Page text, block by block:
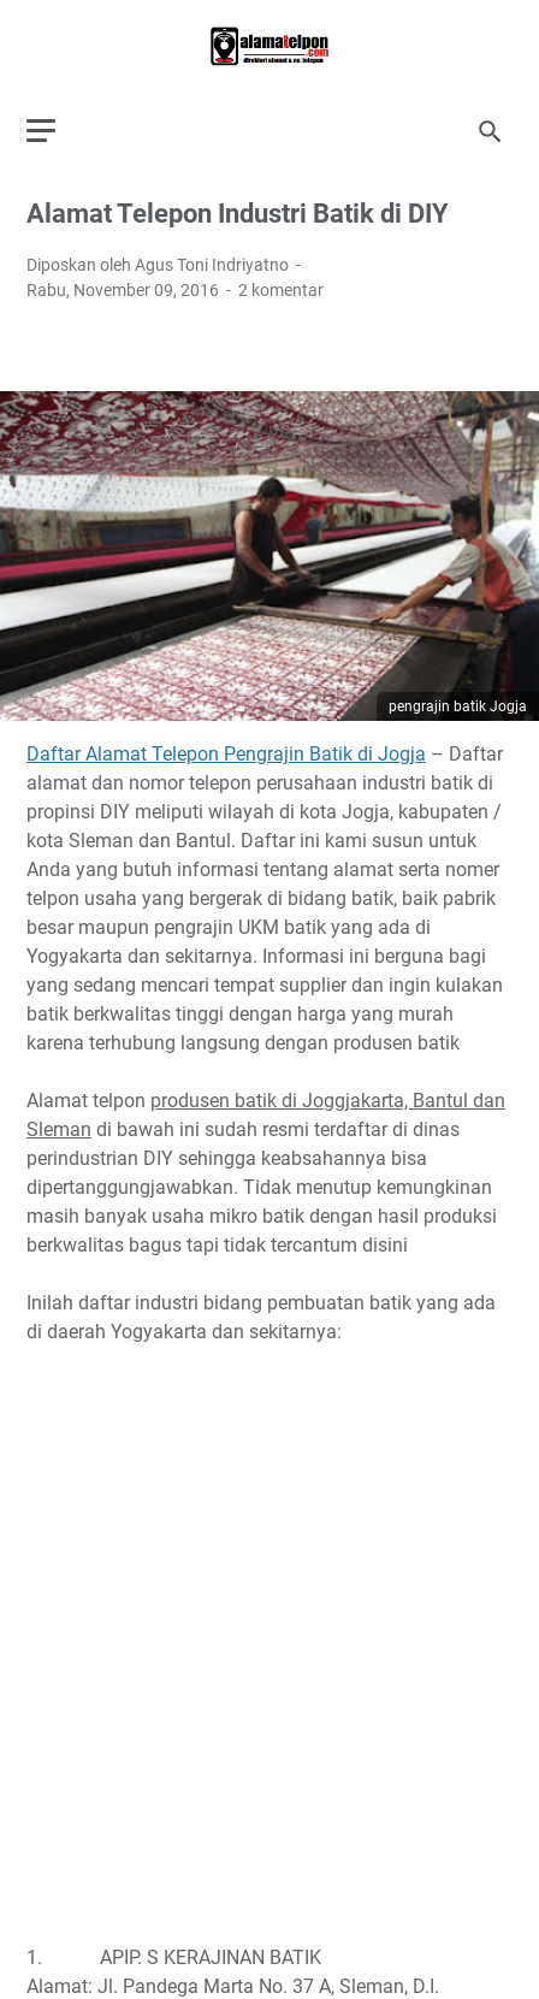
Alamat Telepon Industri Batik di DIY
Diposkan oleh Agus Toni Indriyatno
Rabu, November 09, 2016
2 komentar
pengrajin batik Jogja
Daftar Alamat Telepon Pengrajin Batik di Jogja – Daftar
alamat dan nomor telepon perusahaan industri batik di
propinsi DIY meliputi wilayah di kota Jogja, kabupaten /
kota Sleman dan Bantul. Daftar ini kami susun untuk
Anda yang butuh informasi tentang alamat serta nomer
telpon usaha yang bergerak di bidang batik, baik pabrik
besar maupun pengrajin UKM batik yang ada di
Yogyakarta dan sekitarnya. Informasi ini berguna bagi
yang sedang mencari tempat supplier dan ingin kulakan
batik berkwalitas tinggi dengan harga yang murah
karena terhubung langsung dengan produsen batik
Alamat telpon produsen batik di Joggjakarta, Bantul dan
Sleman di bawah ini sudah resmi terdaftar di dinas
perindustrian DIY sehingga keabsahannya bisa
dipertanggungjawabkan. Tidak menutup kemungkinan
masih banyak usaha mikro batik dengan hasil produksi
berkwalitas bagus tapi tidak tercantum disini
Inilah daftar industri bidang pembuatan batik yang ada
di daerah Yogyakarta dan sekitarnya:
1.
APIP. S KERAJINAN BATIK
Alamat: Jl. Pandega Marta No. 37 A, Sleman, D.I.